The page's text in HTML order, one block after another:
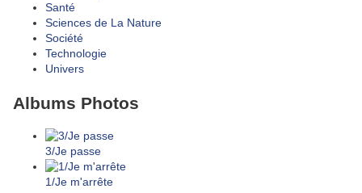
Santé
Sciences de La Nature
Société
Technologie
Univers
Albums Photos
3/Je passe
1/Je m'arrête